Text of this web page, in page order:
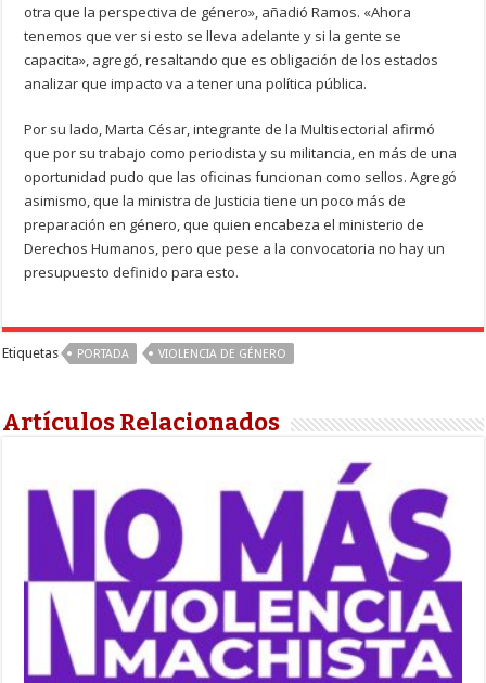
otra que la perspectiva de género», añadió Ramos. «Ahora
tenemos que ver si esto se lleva adelante y si la gente se
capacita», agregó, resaltando que es obligación de los estados
analizar que impacto va a tener una política pública.
Por su lado, Marta César, integrante de la Multisectorial afirmó
que por su trabajo como periodista y su militancia, en más de una
oportunidad pudo que las oficinas funcionan como sellos. Agregó
asimismo, que la ministra de Justicia tiene un poco más de
preparación en género, que quien encabeza el ministerio de
Derechos Humanos, pero que pese a la convocatoria no hay un
presupuesto definido para esto.
Etiquetas PORTADA VIOLENCIA DE GÉNERO
Artículos Relacionados